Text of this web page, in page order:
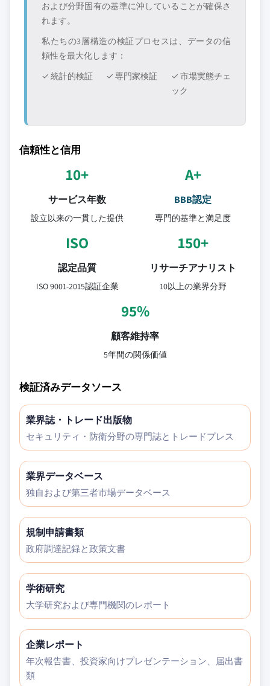
および分野固有の基準に沖していることが確保さ
れます。
私たちの3層構造の検証プロセスは、データの信
頼性を最大化します：
✓ 統計的検証
✓ 専門家検証
✓ 市場実態チェ
ック
信頼性と信用
10+
サービス年数
設立以来の一貫した提供
A+
BBB認定
専門的基準と満足度
ISO
認定品質
ISO 9001-2015認証企業
150+
リサーチアナリスト
10以上の業界分野
95%
顧客維持率
5年間の関係価値
検証済みデータソース
業界誌・トレード出版物
セキュリティ・防衛分野の専門誌とトレードプレス
業界データベース
独自および第三者市場データベース
規制申請書類
政府調達記録と政策文書
学術研究
大学研究および専門機関のレポート
企業レポート
年次報告書、投資家向けプレゼンテーション、届出書
類